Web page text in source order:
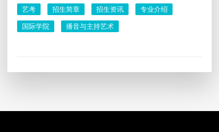
艺考 招生简章 招生资讯 专业介绍
国际学院 播音与主持艺术